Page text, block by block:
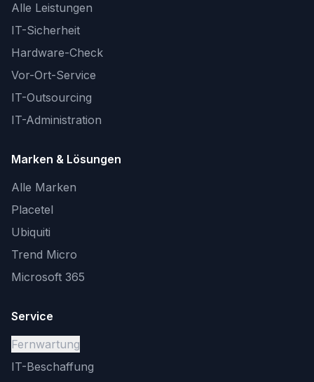
Alle Leistungen
IT-Sicherheit
Hardware-Check
Vor-Ort-Service
IT-Outsourcing
IT-Administration
Marken & Lösungen
Alle Marken
Placetel
Ubiquiti
Trend Micro
Microsoft 365
Service
Fernwartung
IT-Beschaffung